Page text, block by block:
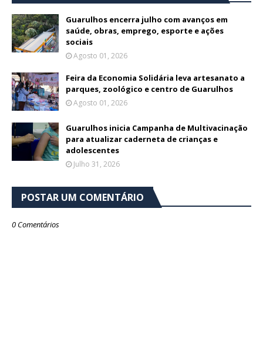
Guarulhos encerra julho com avanços em
saúde, obras, emprego, esporte e ações
sociais
Agosto 01, 2026
Feira da Economia Solidária leva artesanato a
parques, zoológico e centro de Guarulhos
Agosto 01, 2026
Guarulhos inicia Campanha de Multivacinação
para atualizar caderneta de crianças e
adolescentes
Julho 31, 2026
POSTAR UM COMENTÁRIO
0 Comentários